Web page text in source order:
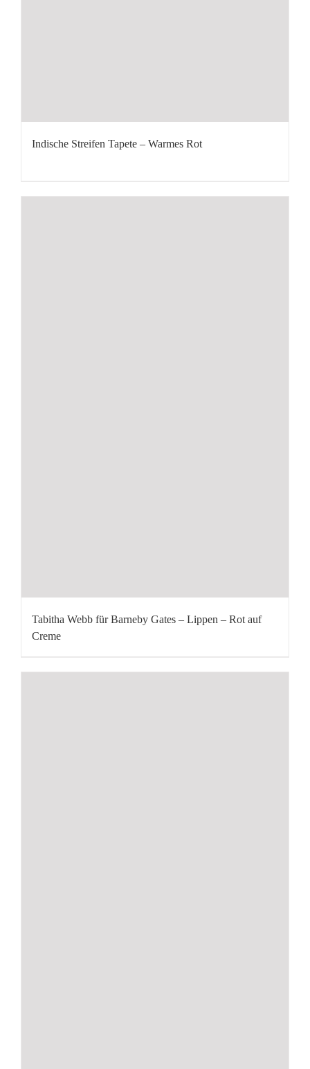
Indische Streifen Tapete – Warmes Rot
Tabitha Webb für Barneby Gates – Lippen – Rot auf
Creme